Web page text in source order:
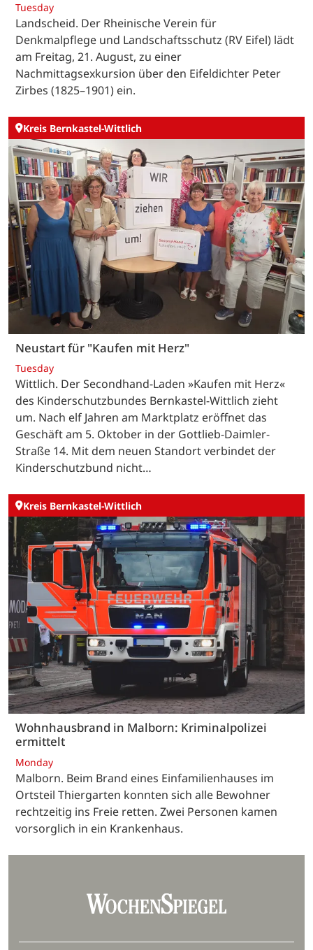
Tuesday
Landscheid. Der Rheinische Verein für
Denkmalpflege und Landschaftsschutz (RV Eifel) lädt
am Freitag, 21. August, zu einer
Nachmittagsexkursion über den Eifeldichter Peter
Zirbes (1825–1901) ein.
Kreis Bernkastel-Wittlich
Neustart für "Kaufen mit Herz"
Tuesday
Wittlich. Der Secondhand-Laden »Kaufen mit Herz«
des Kinderschutzbundes Bernkastel-Wittlich zieht
um. Nach elf Jahren am Marktplatz eröffnet das
Geschäft am 5. Oktober in der Gottlieb-Daimler-
Straße 14. Mit dem neuen Standort verbindet der
Kinderschutzbund nicht…
Kreis Bernkastel-Wittlich
Wohnhausbrand in Malborn: Kriminalpolizei
ermittelt
Monday
Malborn. Beim Brand eines Einfamilienhauses im
Ortsteil Thiergarten konnten sich alle Bewohner
rechtzeitig ins Freie retten. Zwei Personen kamen
vorsorglich in ein Krankenhaus.